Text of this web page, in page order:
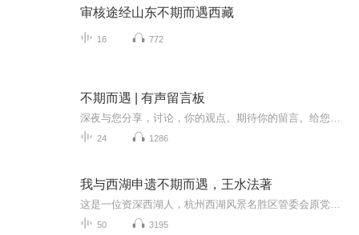
审核途经山东不期而遇西藏
16 772
不期而遇 | 有声留言板
24 1286
我与西湖申遗不期而遇，王水法著
50 3195